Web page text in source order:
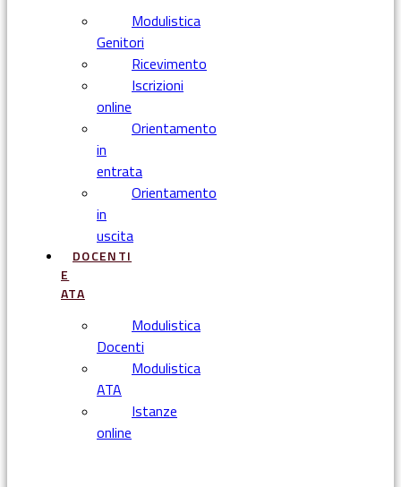
Modulistica
Genitori
Ricevimento
Iscrizioni
online
Orientamento
in
entrata
Orientamento
in
uscita
DOCENTI
E
ATA
Modulistica
Docenti
Modulistica
ATA
Istanze
online